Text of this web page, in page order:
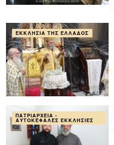
ΕΚΚΛΗΣΊΑ ΤΗΣ ΕΛΛΆΔΟΣ
ΠΑΤΡΙΑΡΧΕΊΑ -
ΑΥΤΟΚΈΦΑΛΕΣ ΕΚΚΛΗΣΊΕΣ